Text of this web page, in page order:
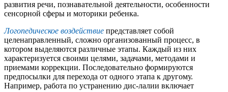
развития речи, познавательной деятельности, особенности
сенсорной сферы и моторики ребенка.
Логопедическое воздействие представляет собой
целенаправленный, сложно организованный процесс, в
котором выделяются различные этапы. Каждый из них
характеризуется своими целями, задачами, методами и
приемами коррекции. Последовательно формируются
предпосылки для перехода от одного этапа к другому.
Например, работа по устранению дис-лалии включает